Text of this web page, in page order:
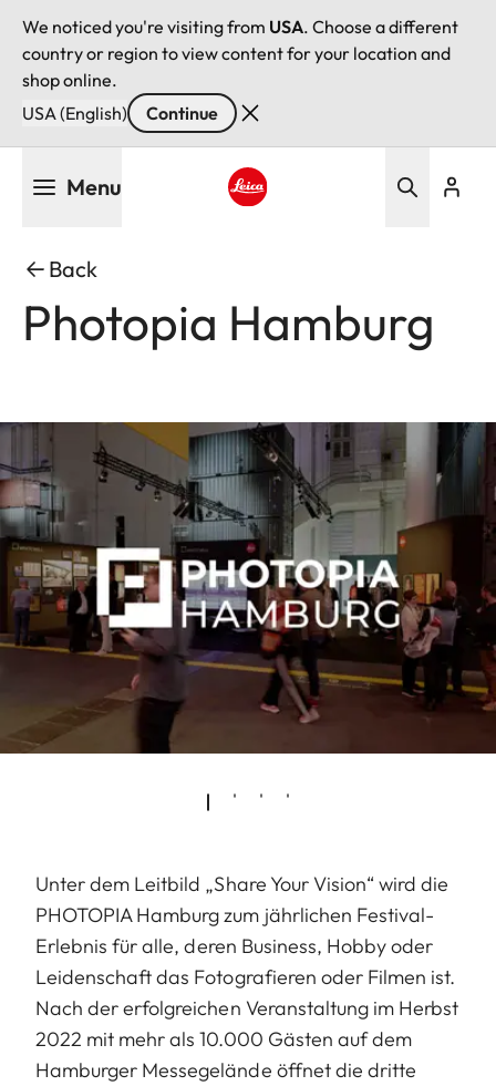
We noticed you're visiting from USA. Choose a different
country or region to view content for your location and
shop online.
USA (English)
Continue
Menu
Back
Photopia Hamburg
Unter dem Leitbild „Share Your Vision“ wird die
PHOTOPIA Hamburg zum jährlichen Festival-
Erlebnis für alle, deren Business, Hobby oder
Leidenschaft das Fotografieren oder Filmen ist.
Nach der erfolgreichen Veranstaltung im Herbst
2022 mit mehr als 10.000 Gästen auf dem
Hamburger Messegelände öffnet die dritte